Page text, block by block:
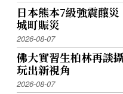
日本熊本7級強震釀
城町賑災
2026-08-07
佛大實習生柏林再談
玩出新視角
2026-08-07